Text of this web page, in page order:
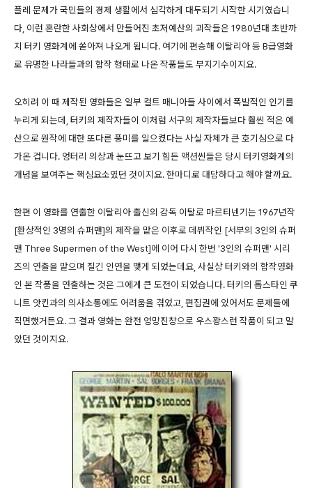
플레 문제가 국민들의 경제 생활에서 심각하게 대두되기 시작한 시기였습니
다, 이런 혼란한 사회상에서 만들어진 초저예산의 괴작들은 1980년대 초반까
지 터키 영화계에 쏟아져 나오게 됩니다. 여기에 편승해 이탈리아 등 B급영화
로 유명한 나라들과의 합작 형태로 나온 작품들도 부지기수이지요.
오히려 이 때 제작된 영화들은 일부 컬트 매니아들 사이에서 폭발적인 인기를
누리게 되는데, 터키의 제작자들이 이처럼 서구의 제작자들보다 훨씬 적은 예
산으로 원작에 대한 또다른 풍미를 일으켰다는 사실 자체가 큰 호기심으로 다
가온 겁니다. 엉터리 의상과 눈뜨고 보기 힘든 액션씬들은 당시 터키영화계의
개념을 보여주는 핵심요소였던 것이지요. 한마디로 대담하다고 해야 할까요.
한편 이 영화를 연출한 이탈리아 출신의 감독 이탈로 마르티넨기는 1967년작
[환상적인 3명의 슈퍼맨]의 제작을 맡은 이후로 데뷔작인 [서부의 3인의 슈퍼
맨 Three Supermen of the West]에 이어 다시 한번 '3인의 슈퍼맨' 시리
즈의 연출을 맡으며 질긴 인연을 맺게 되었는데요, 사실상 터키와의 합작영화
인 본 작품을 연출하는 것은 그에게 큰 도전이 되었습니다. 터키의 톱스타인 쿠
니트 앗킨과의 의사소통에도 어려움을 겪었고, 편집권에 있어서도 문제들에
직면했거든요. 그 결과 영화는 완전 엉망진창으로 우스꽝스런 작품이 되고 말
았던 것이지요.